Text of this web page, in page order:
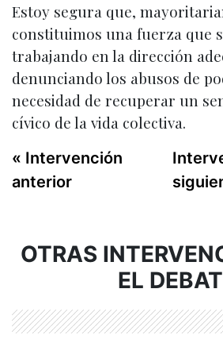
Estoy segura que,
constituimos una fuerza que
trabajando en la dirección
denunciando los abusos de
necesidad de recuperar un
cívico de la vida colectiva.
« Intervención
anterior
OTRAS
EL